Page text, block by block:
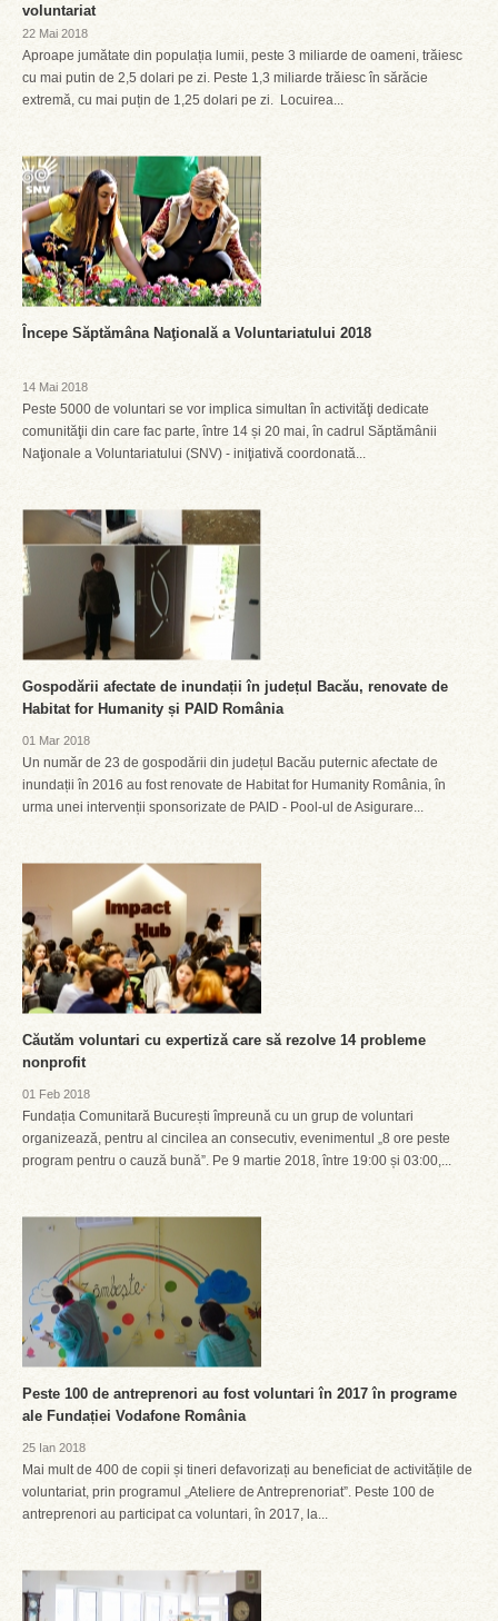
voluntariat
22 Mai 2018
Aproape jumătate din populația lumii, peste 3 miliarde de oameni, trăiesc
cu mai putin de 2,5 dolari pe zi. Peste 1,3 miliarde trăiesc în sărăcie
extremă, cu mai puțin de 1,25 dolari pe zi. Locuirea...
Începe Săptămâna Naţională a Voluntariatului 2018
14 Mai 2018
Peste 5000 de voluntari se vor implica simultan în activităţi dedicate
comunităţii din care fac parte, între 14 și 20 mai, în cadrul Săptămânii
Naţionale a Voluntariatului (SNV) - iniţiativă coordonată...
Gospodării afectate de inundații în județul Bacău, renovate de
Habitat for Humanity și PAID România
01 Mar 2018
Un număr de 23 de gospodării din județul Bacău puternic afectate de
inundații în 2016 au fost renovate de Habitat for Humanity România, în
urma unei intervenții sponsorizate de PAID - Pool-ul de Asigurare...
Căutăm voluntari cu expertiză care să rezolve 14 probleme
nonprofit
01 Feb 2018
Fundația Comunitară București împreună cu un grup de voluntari
organizează, pentru al cincilea an consecutiv, evenimentul „8 ore peste
program pentru o cauză bună”. Pe 9 martie 2018, între 19:00 și 03:00,...
Peste 100 de antreprenori au fost voluntari în 2017 în programe
ale Fundației Vodafone România
25 Ian 2018
Mai mult de 400 de copii și tineri defavorizați au beneficiat de activitățile de
voluntariat, prin programul „Ateliere de Antreprenoriat”. Peste 100 de
antreprenori au participat ca voluntari, în 2017, la...